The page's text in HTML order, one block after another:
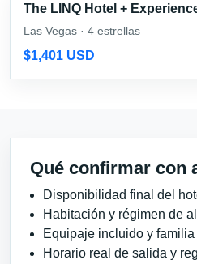
The LINQ Hotel +
Las Vegas · 4 estrellas
$1,401 USD
Qué confirmar con
Disponibilidad final del
Habitación y régimen de
Equipaje incluido y familia
Horario real de salida y